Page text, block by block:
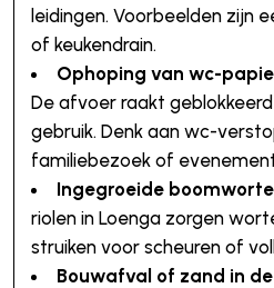
leidingen. Voorbeelden zijn
of keukendrain.
Ophoping van wc-
De afvoer raakt
gebruik. Denk aan wc-
familiebezoek of
Ingegroeide
riolen in Loenga zorgen
struiken voor scheuren of
Bouwafval of zand in